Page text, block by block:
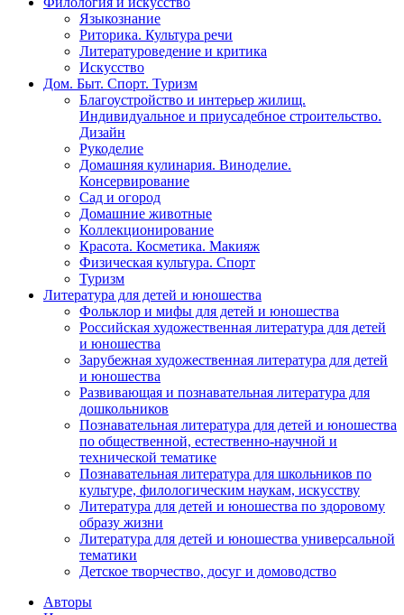
Языкознание
Риторика. Культура речи
Литературоведение и критика
Искусство
Дом. Быт. Спорт. Туризм
Благоустройство и интерьер жилищ.
Индивидуальное и приусадебное строительство.
Дизайн
Рукоделие
Домашняя кулинария. Виноделие.
Консервирование
Сад и огород
Домашние животные
Коллекционирование
Красота. Косметика. Макияж
Физическая культура. Спорт
Туризм
Литература для детей и юношества
Фольклор и мифы для детей и юношества
Российская художественная литература для детей
и юношества
Зарубежная художественная литература для детей
и юношества
Развивающая и познавательная литература для
дошкольников
Познавательная литература для детей и юношества
по общественной, естественно-научной и
технической тематике
Познавательная литература для школьников по
культуре, филологическим наукам, искусству
Литература для детей и юношества по здоровому
образу жизни
Литература для детей и юношества универсальной
тематики
Детское творчество, досуг и домоводство
Авторы